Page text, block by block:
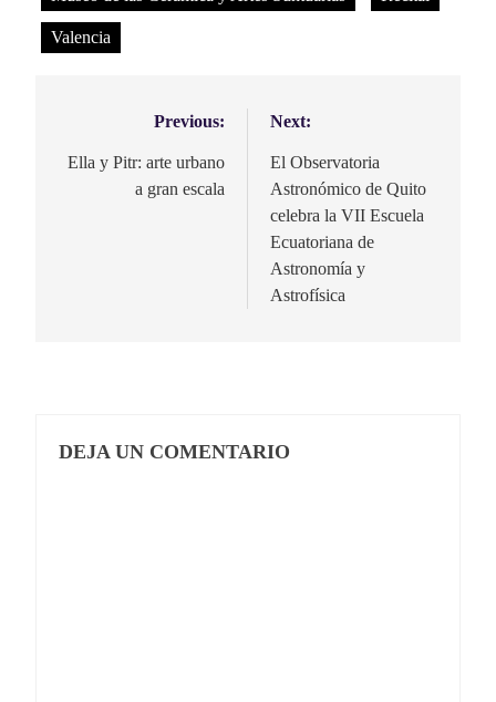
Valencia
Navegación
de
entradas
Previous:
Ella y Pitr: arte urbano
a gran escala
Next:
El Observatoria
Astronómico de Quito
celebra la VII Escuela
Ecuatoriana de
Astronomía y
Astrofísica
DEJA UN COMENTARIO